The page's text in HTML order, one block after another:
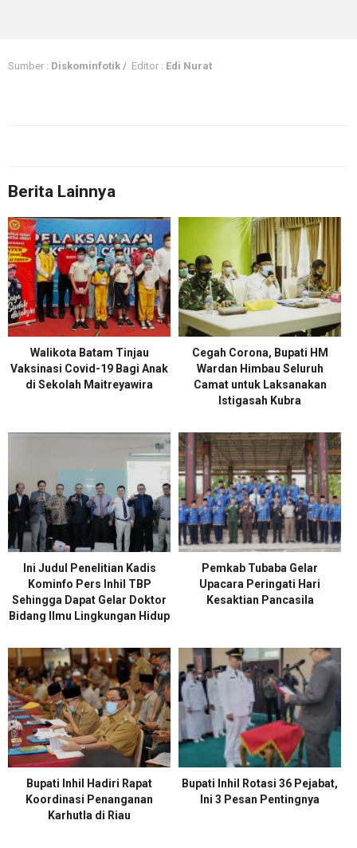
Sumber : Diskominfotik / Editor : Edi Nurat
Berita Lainnya
Walikota Batam Tinjau
Vaksinasi Covid-19 Bagi Anak
di Sekolah Maitreyawira
Cegah Corona, Bupati HM
Wardan Himbau Seluruh
Camat untuk Laksanakan
Istigasah Kubra
Ini Judul Penelitian Kadis
Kominfo Pers Inhil TBP
Sehingga Dapat Gelar Doktor
Bidang Ilmu Lingkungan Hidup
Pemkab Tubaba Gelar
Upacara Peringati Hari
Kesaktian Pancasila
Bupati Inhil Hadiri Rapat
Koordinasi Penanganan
Karhutla di Riau
Bupati Inhil Rotasi 36 Pejabat,
Ini 3 Pesan Pentingnya